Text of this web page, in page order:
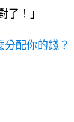
了！」
配你的錢？